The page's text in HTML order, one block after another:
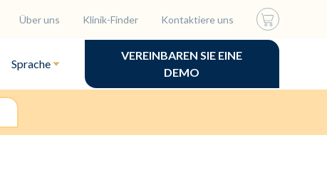
Über uns Klinik-Finder Kontaktiere uns
Sprache
VEREINBAREN SIE EINE
DEMO